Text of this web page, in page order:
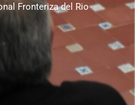
Fronteriza del Rio